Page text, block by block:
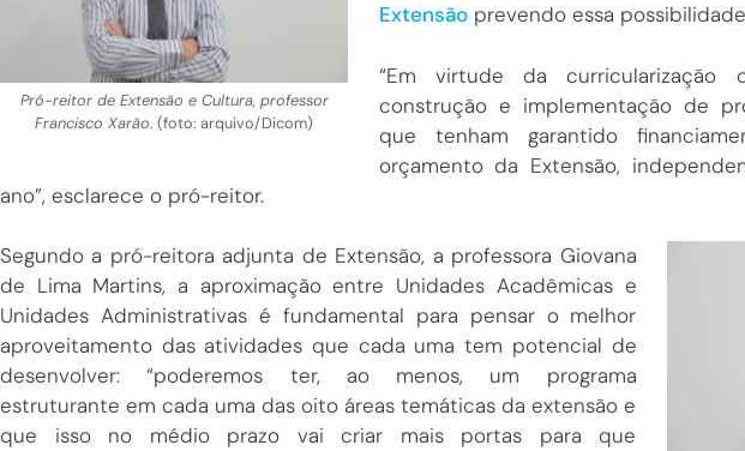
Pró-reitor de Extensão e Cultura, professor
Francisco Xarão. (foto: arquivo/Dicom)
Extensãoprevendo essa
“Em virtude da
construção e implementação de
que tenham garantido
orçamento da Extensão,
ano”, esclarece o pró-reitor.
Segundo a pró-reitora adjunta de Extensão, a professora Giovana
de Lima Martins, a aproximação entre Unidades Acadêmicas e
Unidades Administrativas é fundamental para pensar o melhor
aproveitamento das atividades que cada uma tem potencial de
desenvolver: “poderemos ter, ao menos, um programa
estruturante em cada uma das oito áreas temáticas da extensão e
que isso no médio prazo vai criar mais portas para que